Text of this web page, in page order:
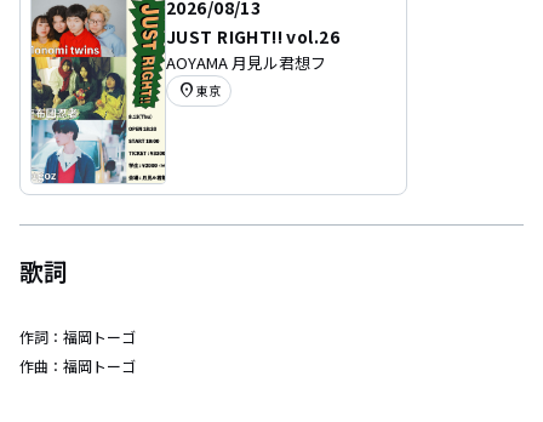
2026/08/13
JUST RIGHT!! vol.26
AOYAMA 月見ル君想フ
location_on 東京
歌詞
作詞： 福岡トーゴ
作曲： 福岡トーゴ